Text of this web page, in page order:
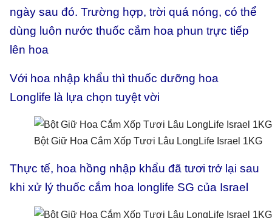
ngày sau đó. Trường hợp, trời quá nóng, có thể
dùng luôn nước thuốc cắm hoa phun trực tiếp
lên hoa
Với hoa nhập khẩu thì thuốc dưỡng hoa
Longlife là lựa chọn tuyệt vời
Bột Giữ Hoa Cắm Xốp Tươi Lâu LongLife Israel 1KG
Thực tế, hoa hồng nhập khẩu đã tươi trở lại sau
khi xử lý thuốc cắm hoa longlife SG của Israel